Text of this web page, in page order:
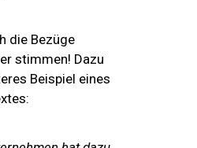
die Bezüge
stimmen! Dazu
Beispiel eines